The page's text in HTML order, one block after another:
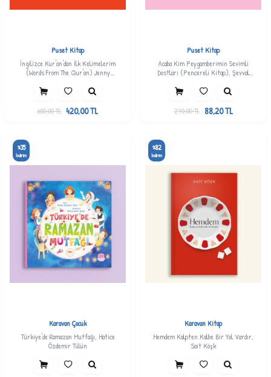
Puset Kitap
İngilizce Kur'an'dan İlk Kelimelerim
(Words From The Qur'an) Jenny
600,00TL 420,00TL
Puset Kitap
Acaba Kim Peygamberimin Sevimli
Dostları (Pencereli Kitap), Şevval
270,00TL 88,20TL
%35
İndirim
Karavan Çocuk
Türkiye'de Ramazan Mutfağı, Hatice
Özdemir Tülün
%82
İndirim
Karavan Kitap
Hemdem Kalpten Kalbe Bir Yol Vardır,
Sait Köşk